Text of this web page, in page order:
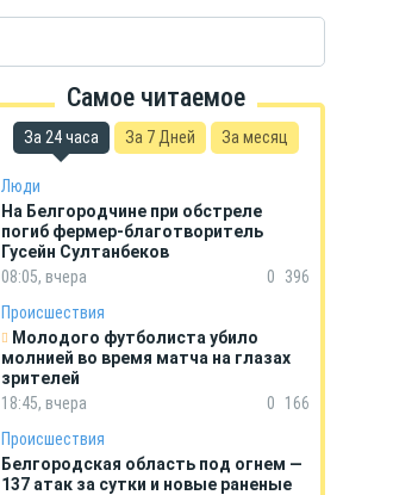
Самое читаемое
За 24 часа За 7 Дней За месяц
Люди
На Белгородчине при обстреле
погиб фермер-благотворитель
Гусейн Султанбеков
08:05, вчера
0
396
Происшествия
Молодого футболиста убило
молнией во время матча на глазах
зрителей
18:45, вчера
0
166
Происшествия
Белгородская область под огнем —
137 атак за сутки и новые раненые